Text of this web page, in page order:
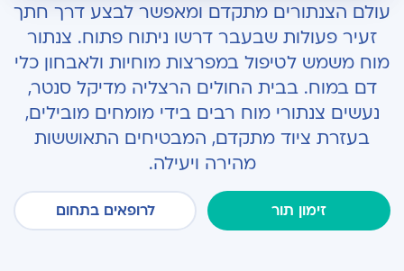
כיצד מתבצע ההליך בפועל?
כמה זמן אורך צנתור מוח, ומהו תהליך ההתאוששות
הצפוי לאחריו?
עולם הצנתורים מתקדם ומאפשר לבצע דרך חתך
זעיר פעולות שבעבר דרשו ניתוח פתוח. צנתור
מוח משמש לטיפול במפרצות מוחיות ולאבחון כלי
דם במוח. בבית החולים הרצליה מדיקל סנטר,
נעשים צנתורי מוח רבים בידי מומחים מובילים,
בעזרת ציוד מתקדם, המבטיחים התאוששות
מהירה ויעילה.
זימון תור לרופאים בתחום